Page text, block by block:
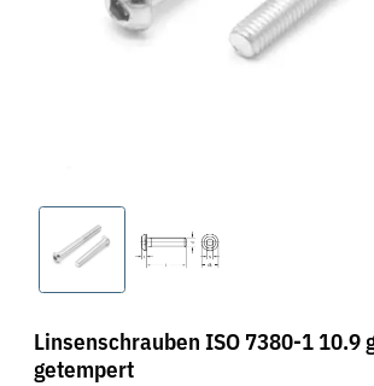
Linsenschrauben ISO 7380-1 10.9
getempert